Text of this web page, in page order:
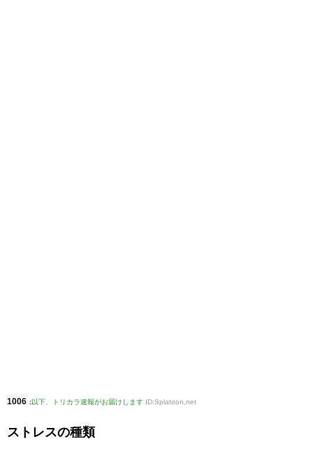
1006 :以下、トリカラ速報がお届けします ID:Splatoon.net
ストレスの種類